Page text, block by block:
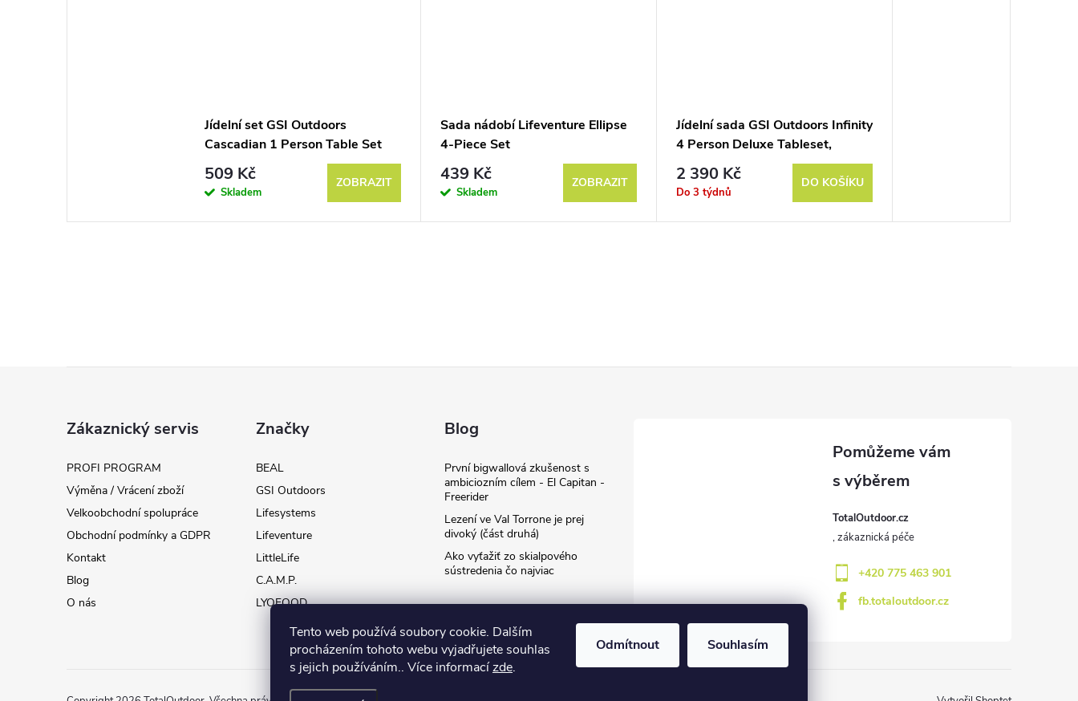
Tento web používá soubory cookie. Dalším
procházením tohoto webu vyjadřujete souhlas
s jejich používáním.. Více informacízde.
Odmítnout Souhlasím
Jídelní set GSI Outdoors
Cascadian 1 Person Table Set
509 Kč
Skladem
ZOBRAZIT
Sada nádobí Lifeventure Ellipse
4-Piece Set
439 Kč
Skladem
ZOBRAZIT
Jídelní sada GSI Outdoors Infinity
4 Person Deluxe Tableset,
Multicolor
2 390 Kč
Do 3 týdnů
DO KOŠÍKU
Zákaznický servis
PROFI PROGRAM
Výměna / Vrácení zboží
Velkoobchodní spolupráce
Obchodní podmínky a GDPR
Kontakt
Blog
O nás
Značky
BEAL
GSI Outdoors
Lifesystems
Lifeventure
LittleLife
C.A.M.P.
LYOFOOD
Blog
První bigwallová zkušenost s
ambiciozním cílem - El Capitan -
Freerider
Lezení ve Val Torrone je prej
divoký (část druhá)
Ako vyťažiť zo skialpového
sústredenia čo najviac
TotalOutdoor.cz
+420 775 463 901
fb.totaloutdoor.cz